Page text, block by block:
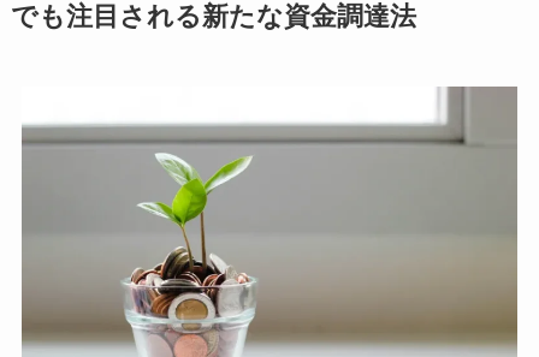
でも注目される新たな資金調達法